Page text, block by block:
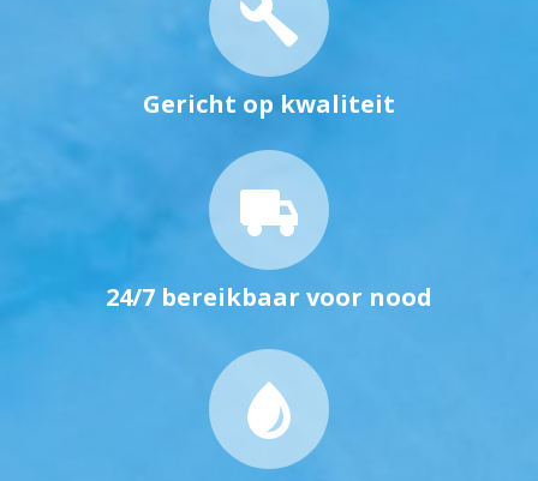
Gericht op kwaliteit
24/7 bereikbaar voor nood